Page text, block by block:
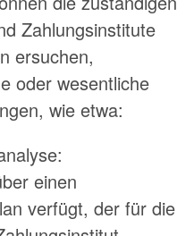
Zahlungsinstitute
ersuchen,
oder wesentliche
wie etwa:
einen
verfügt, der für die